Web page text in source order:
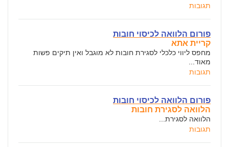
תגובות
פורום הלוואה לכיסוי חובות
קריית אתא
מחפס ליווי כלכלי לסגירת חובות לא מוגבל ואין תיקים פשות
מאוד...
תגובות
פורום הלוואה לכיסוי חובות
הלוואה לסגירת חובות
הלוואה לסגירת...
תגובות